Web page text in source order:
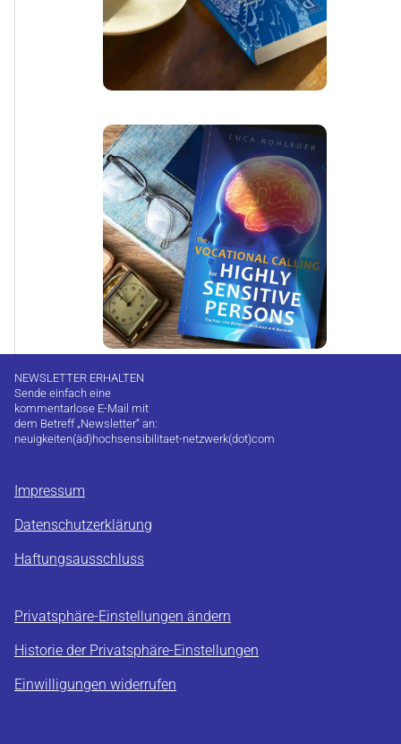
NEWSLETTER ERHALTEN
Sende einfach eine
kommentarlose E-Mail mit
dem Betreff „Newsletter“ an:
neuigkeiten(äd)hochsensibilitaet-netzwerk(dot)com
Impressum
Datenschutzerklärung
Haftungsausschluss
Privatsphäre-Einstellungen ändern
Historie der Privatsphäre-Einstellungen
Einwilligungen widerrufen